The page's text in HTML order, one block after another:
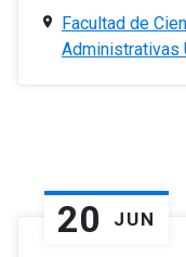
Facultad de
Administrativas
20 JUN